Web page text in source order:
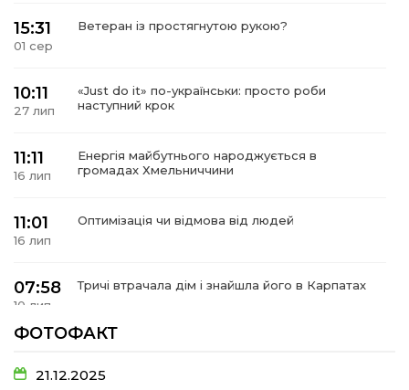
15:31
01 сер
Ветеран із простягнутою рукою?
10:11
27 лип
«Just do it» по-українськи: просто роби
наступний крок
11:11
16 лип
Енергія майбутнього народжується в
громадах Хмельниччини
11:01
16 лип
Оптимізація чи відмова від людей
07:58
10 лип
Тричі втрачала дім і знайшла його в Карпатах
10 лип
ФОТОФАКТ
21.12.2025